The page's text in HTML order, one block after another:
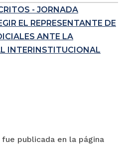
- JORNADA
EL REPRESENTANTE DE
ANTE LA
INTERINSTITUCIONAL
publicada en la página